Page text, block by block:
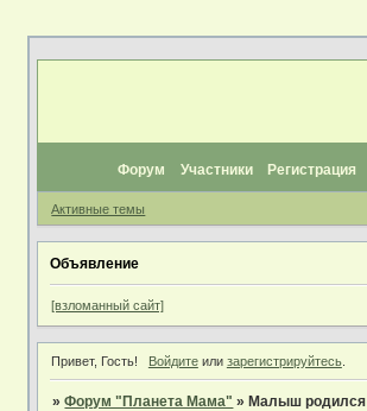
Форум Участники Регистрация
Активные темы
Объявление
[взломанный сайт]
Привет, Гость! Войдитеили зарегистрируйтесь.
»Форум "Планета Мама" »Малыш родился